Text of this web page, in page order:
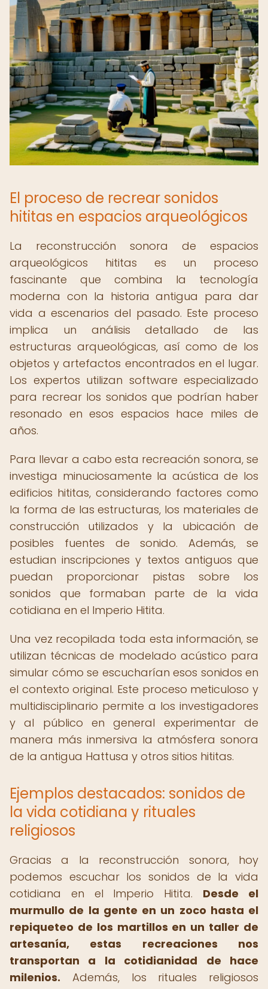
El proceso de recrear sonidos
hititas en espacios arqueológicos
La reconstrucción sonora de espacios
arqueológicos hititas es un proceso
fascinante que combina la tecnología
moderna con la historia antigua para dar
vida a escenarios del pasado. Este proceso
implica un análisis detallado de las
estructuras arqueológicas, así como de los
objetos y artefactos encontrados en el lugar.
Los expertos utilizan software especializado
para recrear los sonidos que podrían haber
resonado en esos espacios hace miles de
años.
Para llevar a cabo esta recreación sonora, se
investiga minuciosamente la acústica de los
edificios hititas, considerando factores como
la forma de las estructuras, los materiales de
construcción utilizados y la ubicación de
posibles fuentes de sonido. Además, se
estudian inscripciones y textos antiguos que
puedan proporcionar pistas sobre los
sonidos que formaban parte de la vida
cotidiana en el Imperio Hitita.
Una vez recopilada toda esta información, se
utilizan técnicas de modelado acústico para
simular cómo se escucharían esos sonidos en
el contexto original. Este proceso meticuloso y
multidisciplinario permite a los investigadores
y al público en general experimentar de
manera más inmersiva la atmósfera sonora
de la antigua Hattusa y otros sitios hititas.
Ejemplos destacados: sonidos de
la vida cotidiana y rituales
religiosos
Gracias a la reconstrucción sonora, hoy
podemos escuchar los sonidos de la vida
cotidiana en el Imperio Hitita. Desde el
murmullo de la gente en un zoco hasta el
repiqueteo de los martillos en un taller de
artesanía, estas recreaciones nos
transportan a la cotidianidad de hace
milenios. Además, los rituales religiosos